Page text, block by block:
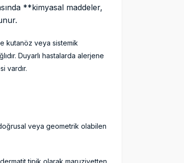
**kimyasal maddeler,
kutanöz veya sistemik
Duyarlı hastalarda alerjene
vardır.
veya geometrik olabilen
tipik olarak maruziyetten